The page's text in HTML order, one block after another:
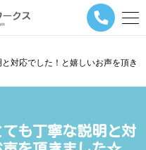
メ
ー
ビ
シ
ョ
対応でした！と嬉しいお声を頂き
も丁寧な説明と対